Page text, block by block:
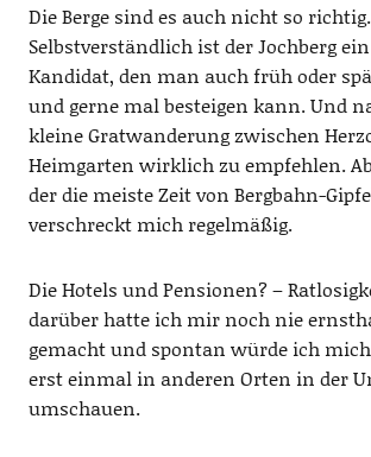
Die Berge sind es auch nicht so richtig.
Selbstverständlich ist der Jochberg
Kandidat, den man auch früh oder
und gerne mal besteigen kann. Und
kleine Gratwanderung zwischen
Heimgarten wirklich zu empfehlen.
der die meiste Zeit von Bergbahn-
verschreckt mich regelmäßig.
Die Hotels und Pensionen? –
darüber hatte ich mir noch nie
gemacht und spontan würde ich
erst einmal in anderen Orten in der
umschauen.